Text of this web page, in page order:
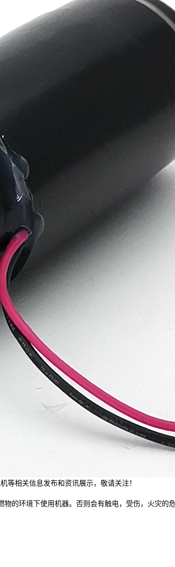
等相关信息发布和资讯展示，敬请关注！
的环境下使用机器。否则会有触电，受伤，火灾的